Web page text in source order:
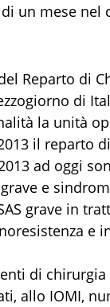
un mese nel
Reparto di
di
la unità
il reparto
ad oggi
e
grave in
e
di
allo IOMI,